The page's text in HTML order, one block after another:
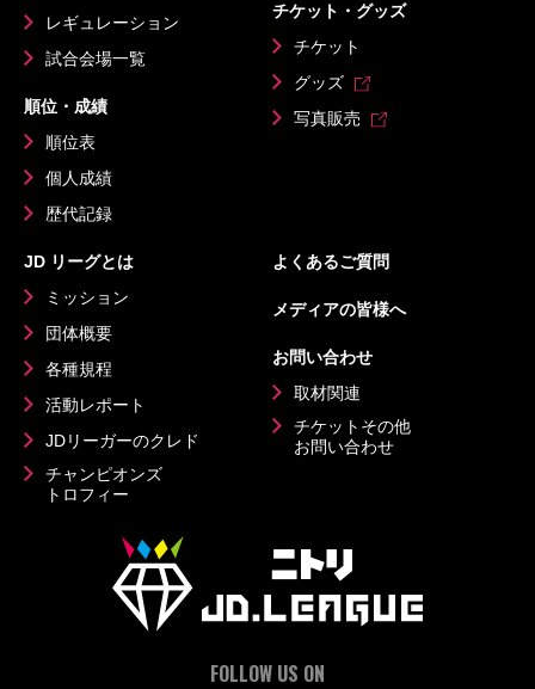
レギュレーション
試合会場一覧
順位・成績
順位表
個人成績
歴代記録
チケット・グッズ
チケット
グッズ
写真販売
JD リーグとは
ミッション
団体概要
各種規程
活動レポート
JDリーガーのクレド
チャンピオンズ
トロフィー
よくあるご質問
メディアの皆様へ
お問い合わせ
取材関連
チケットその他
お問い合わせ
FOLLOW US ON